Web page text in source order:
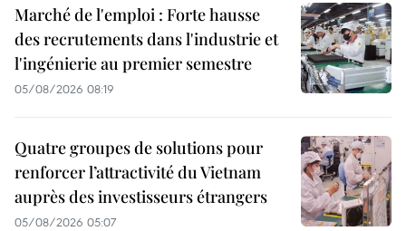
Marché de l'emploi : Forte hausse
des recrutements dans l'industrie et
l'ingénierie au premier semestre
05/08/2026 08:19
Quatre groupes de solutions pour
renforcer l’attractivité du Vietnam
auprès des investisseurs étrangers
05/08/2026 05:07